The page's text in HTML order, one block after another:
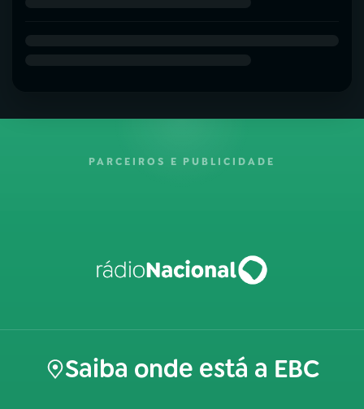
PARCEIROS E PUBLICIDADE
Saiba onde está a EBC